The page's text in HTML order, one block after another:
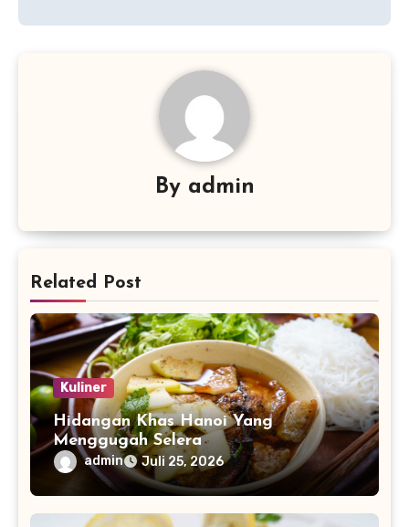
By admin
Related Post
Kuliner
Hidangan Khas Hanoi Yang
Menggugah Selera
admin Juli 25, 2026